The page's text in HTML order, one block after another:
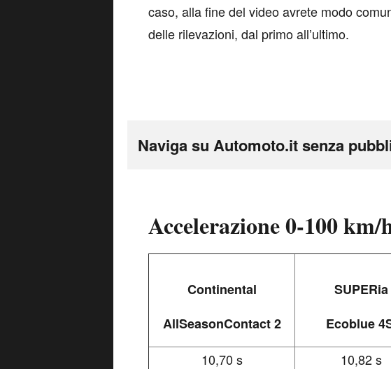
caso, alla fine del video avrete modo
delle rilevazioni, dal primo all’ultimo.
Naviga su Automoto.it senza
Accelerazione 0-100 km/
Continental
AllSeasonContact 2
SUPERia
Ecoblue
10,70 s
10,82 s